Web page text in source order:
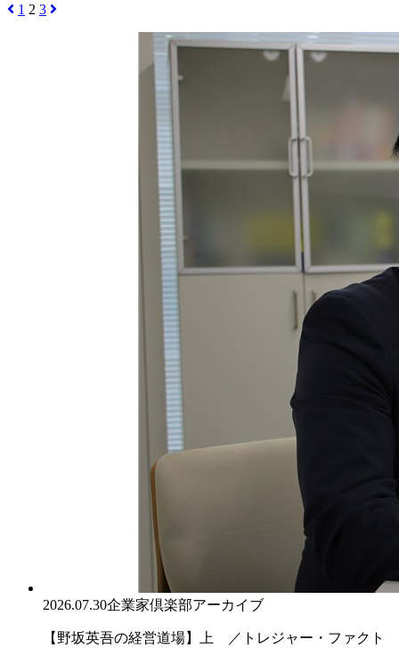
1 2 3
2026.07.30企業家倶楽部アーカイブ
【野坂英吾の経営道場】上 ／トレジャー・ファクト